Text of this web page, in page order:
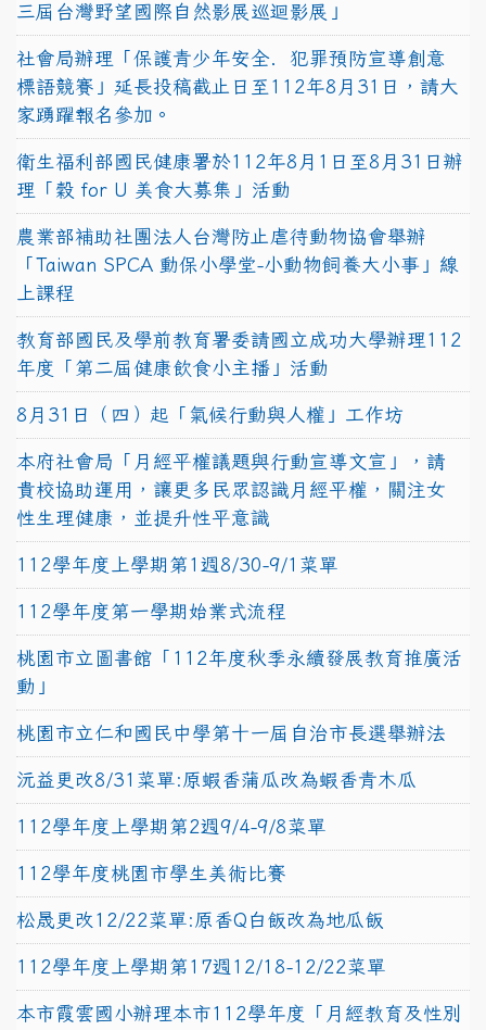
三屆台灣野望國際自然影展巡迴影展」
社會局辦理「保護青少年安全．犯罪預防宣導創意
標語競賽」延長投稿截止日至112年8月31日，請大
家踴躍報名參加。
衛生福利部國民健康署於112年8月1日至8月31日辦
理「穀 for U 美食大募集」活動
農業部補助社團法人台灣防止虐待動物協會舉辦
「Taiwan SPCA 動保小學堂-小動物飼養大小事」線
上課程
教育部國民及學前教育署委請國立成功大學辦理112
年度「第二屆健康飲食小主播」活動
8月31日（四）起「氣候行動與人權」工作坊
本府社會局「月經平權議題與行動宣導文宣」，請
貴校協助運用，讓更多民眾認識月經平權，關注女
性生理健康，並提升性平意識
112學年度上學期第1週8/30-9/1菜單
112學年度第一學期始業式流程
桃園市立圖書館「112年度秋季永續發展教育推廣活
動」
桃園市立仁和國民中學第十一屆自治市長選舉辦法
沅益更改8/31菜單:原蝦香蒲瓜改為蝦香青木瓜
112學年度上學期第2週9/4-9/8菜單
112學年度桃園市學生美術比賽
松晟更改12/22菜單:原香Q白飯改為地瓜飯
112學年度上學期第17週12/18-12/22菜單
本市霞雲國小辦理本市112學年度「月經教育及性別